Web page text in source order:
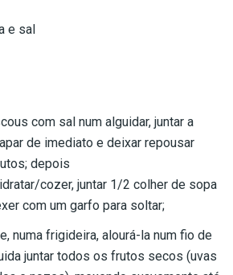
e sal
com sal num alguidar, juntar a
de imediato e deixar repousar
depois
cozer, juntar 1/2 colher de sopa
com um garfo para soltar;
numa frigideira, alourá-la num fio de
juntar todos os frutos secos (uvas